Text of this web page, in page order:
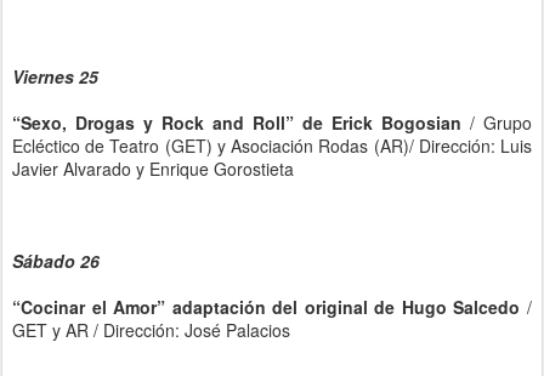
Viernes 25
“Sexo, Drogas y Rock and Roll” de Erick Bogosian / Grupo
Ecléctico de Teatro (GET) y Asociación Rodas (AR)/ Dirección: Luis
Javier Alvarado y Enrique Gorostieta
Sábado 26
“Cocinar el Amor” adaptación del original de Hugo Salcedo /
GET y AR / Dirección: José Palacios